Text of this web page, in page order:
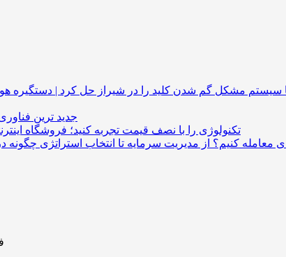
سیستم مشکل گم شدن کلید را در شیراز حل کرد | دستگیره
جدید ترین
تکنولوژی را با نصف قیمت تجربه کنید؛ فروشگاه
معامله کنیم؟ از مدیریت سرمایه تا انتخاب استراتژی